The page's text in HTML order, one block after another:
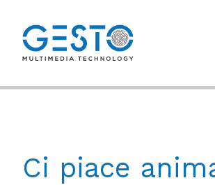
Ci piace